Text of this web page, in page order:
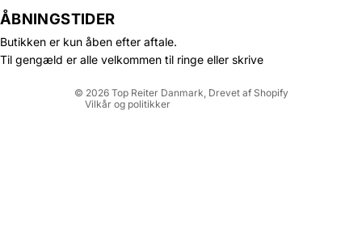
ÅBNINGSTIDER
Butikken er kun åben efter aftale.
Til gengæld er alle velkommen til ringe eller skrive
© 2026 Top Reiter Danmark, Drevet af Shopify
Vilkår og politikker
Leveringspolitik
Servicevilkår